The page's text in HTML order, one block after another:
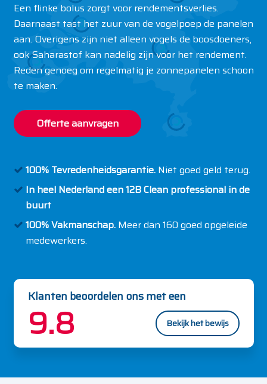
Een flinke bolus zorgt voor rendementsverlies.
Daarnaast tast het zuur van de vogelpoep de panelen
aan. Overigens zijn niet alleen vogels de boosdoeners,
ook Saharastof kan nadelig zijn voor het rendement.
Reden genoeg om regelmatig je zonnepanelen schoon
te maken.
Offerte aanvragen
100% Tevredenheidsgarantie. Niet goed geld terug.
In heel Nederland een 12B Clean professional in de
buurt
100% Vakmanschap. Meer dan 160 goed opgeleide
medewerkers.
Klanten beoordelen ons met een
9.8 Bekijk het bewijs